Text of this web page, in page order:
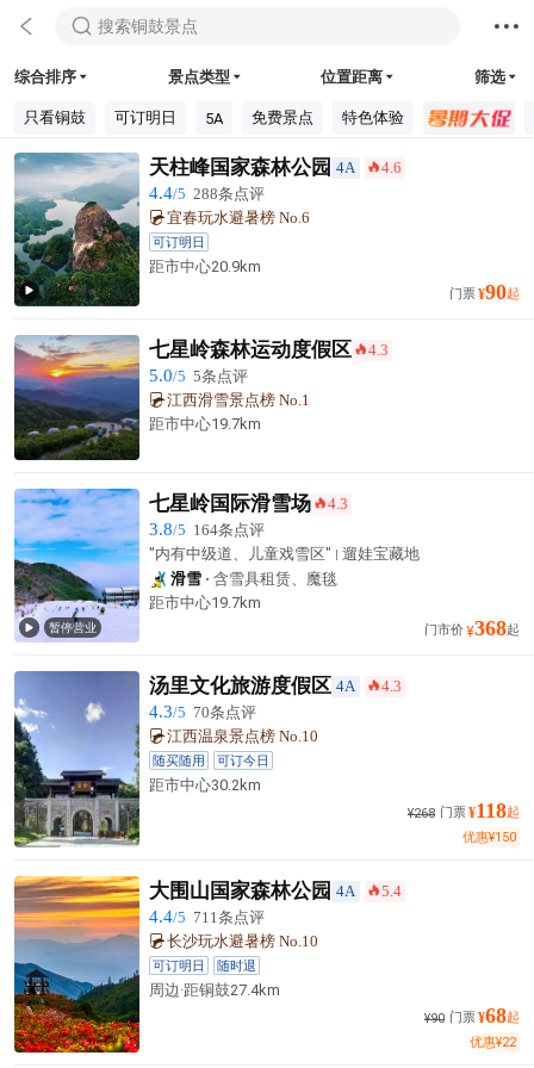
  搜索铜鼓景点 
综合排序  景点类型  位置距离  筛选
只看铜鼓 可订明日 5A 免费景点 特色体验

天柱峰国家森林公园 4A 󰺂4.6
4.4/5 288条点评
宜春玩水避暑榜 No.6
可订明日
距市中心20.9km
门票¥90起
七星岭森林运动度假区 󰺂4.3
5.0/5 5条点评
江西滑雪景点榜 No.1
距市中心19.7km
 暂停营业
七星岭国际滑雪场 󰺂4.3
3.8/5 164条点评
"内有中级道、儿童戏雪区"
遛娃宝藏地
滑雪
含雪具租赁、魔毯
距市中心19.7km
门市价¥368起
汤里文化旅游度假区 4A 󰺂4.3
4.3/5 70条点评
江西温泉景点榜 No.10
随买随用 可订今日
距市中心30.2km
¥268 门票¥118起
优惠¥150
大围山国家森林公园 4A 󰺂5.4
4.4/5 711条点评
长沙玩水避暑榜 No.10
可订明日 随时退
周边·距铜鼓27.4km
¥90 门票¥68起
优惠¥22